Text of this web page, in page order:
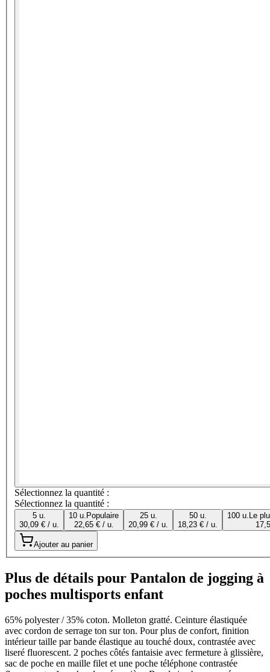
Sélectionnez la quantité :
Sélectionnez la quantité :
5 u.
30,09 € / u.
10 u. Populaire
22,65 € / u.
25 u.
20,99 € / u.
50 u.
18,23 € / u.
100 u. Le
Ajouter au panier
Plus de détails pour Pantalon de jogging à
poches multisports enfant
65% polyester / 35% coton. Molleton gratté. Ceinture élastiquée
avec cordon de serrage ton sur ton. Pour plus de confort, finition
intérieur taille par bande élastique au touché doux, contrastée avec
liseré fluorescent. 2 poches côtés fantaisie avec fermeture à glissière,
sac de poche en maille filet et une poche téléphone contrastée